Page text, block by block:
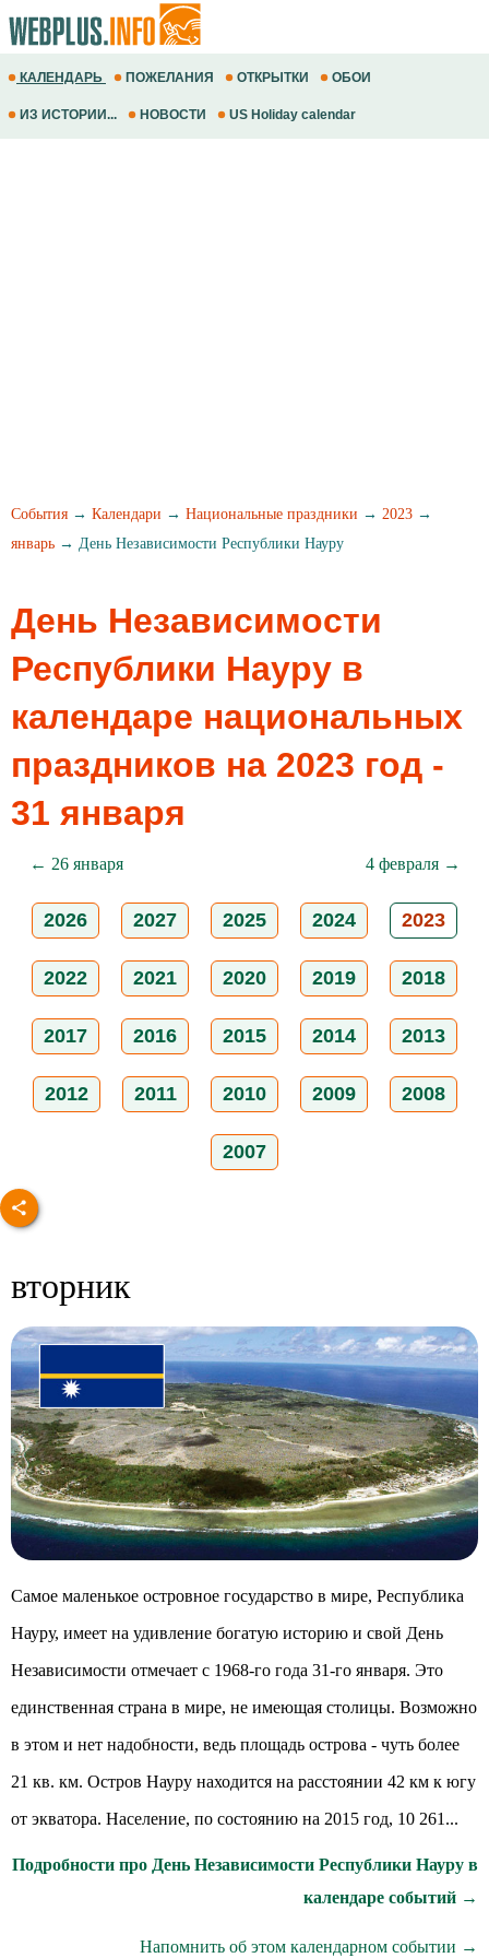
КАЛЕНДАРЬ ПОЖЕЛАНИЯ ОТКРЫТКИ ОБОИ
ИЗ ИСТОРИИ... НОВОСТИ US Holiday calendar
События → Календари → Национальные праздники → 2023 →
январь → День Независимости Республики Науру
День Независимости
Республики Науру в
календаре национальных
праздников на 2023 год -
31 января
← 26 января 4 февраля →
2026 2027 2025 2024 2023
2022 2021 2020 2019 2018
2017 2016 2015 2014 2013
2012 2011 2010 2009 2008
2007
вторник
Самое маленькое островное государство в мире, Республика
Науру, имеет на удивление богатую историю и свой День
Независимости отмечает с 1968-го года 31-го января. Это
единственная страна в мире, не имеющая столицы. Возможно
в этом и нет надобности, ведь площадь острова - чуть более
21 кв. км. Остров Науру находится на расстоянии 42 км к югу
от экватора. Население, по состоянию на 2015 год, 10 261...
Подробности про День Независимости Республики Науру в
календаре событий →
Напомнить об этом календарном событии →